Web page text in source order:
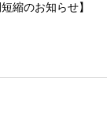
リパイユコラ